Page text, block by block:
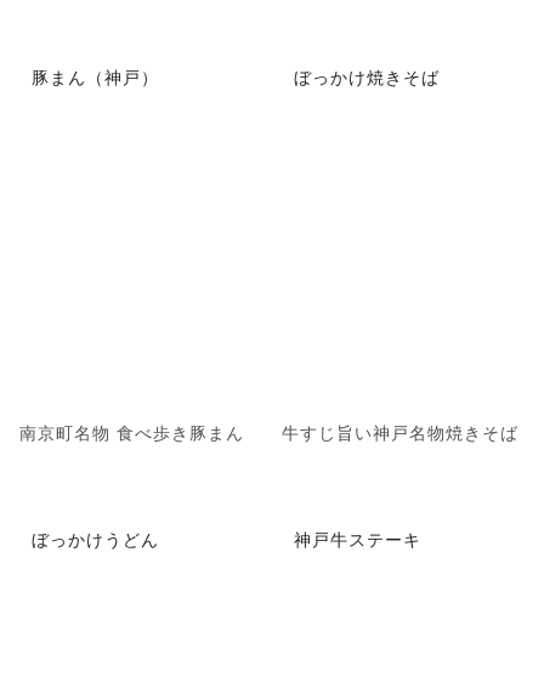
豚まん（神戸）
南京町名物 食べ歩き豚まん
ぼっかけ焼きそば
牛すじ旨い神戸名物焼きそば
ぼっかけうどん 神戸牛ステーキ